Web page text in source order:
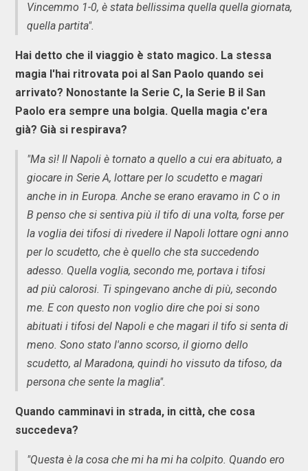
Vincemmo 1-0, è stata bellissima quella quella giornata,
quella partita".
Hai detto che il viaggio è stato magico. La stessa
magia l'hai ritrovata poi al San Paolo quando sei
arrivato? Nonostante la Serie C, la Serie B il San
Paolo era sempre una bolgia. Quella magia c'era
già? Già si respirava?
"Ma sì! Il Napoli è tornato a quello a cui era abituato, a
giocare in Serie A, lottare per lo scudetto e magari
anche in in Europa. Anche se erano eravamo in C o in
B penso che si sentiva più il tifo di una volta, forse per
la voglia dei tifosi di rivedere il Napoli lottare ogni anno
per lo scudetto, che è quello che sta succedendo
adesso. Quella voglia, secondo me, portava i tifosi
ad più calorosi. Ti spingevano anche di più, secondo
me. E con questo non voglio dire che poi si sono
abituati i tifosi del Napoli e che magari il tifo si senta di
meno. Sono stato l'anno scorso, il giorno dello
scudetto, al Maradona, quindi ho vissuto da tifoso, da
persona che sente la maglia".
Quando camminavi in strada, in città, che cosa
succedeva?
"Questa è la cosa che mi ha mi ha colpito. Quando ero